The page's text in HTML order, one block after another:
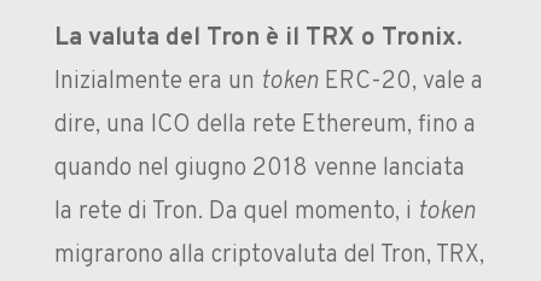
La valuta del Tron è il TRX o Tronix.
Inizialmente era un tokenERC-20, vale a
dire, una ICO della rete Ethereum, fino a
quando nel giugno 2018 venne lanciata
la rete di Tron. Da quel momento, i token
migrarono alla criptovaluta del Tron, TRX,